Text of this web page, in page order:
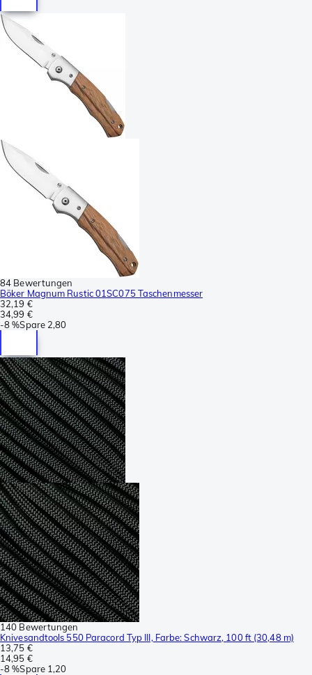
84 Bewertungen
Böker Magnum Rustic 01SC075 Taschenmesser
32,19 €
34,99 €
-8 %Spare 2,80
140 Bewertungen
Knivesandtools 550 Paracord Typ III, Farbe: Schwarz, 100 ft (30,48 m)
13,75 €
14,95 €
-8 %Spare 1,20